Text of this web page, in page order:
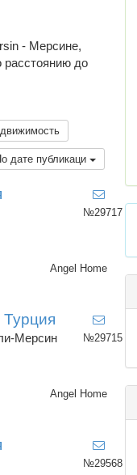
- Мерсине,
расстоянию до
дате публикаци
Angel Home
№29717
Мерсин
Angel Home
№29715
№29568